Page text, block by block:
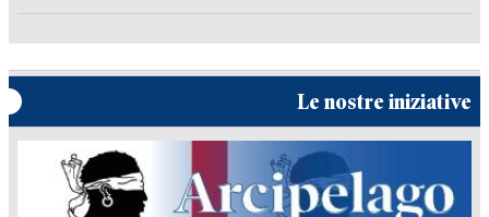
Le nostre iniziative